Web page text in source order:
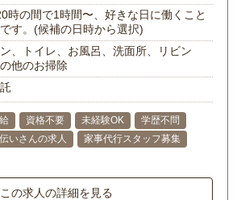
時の間で1時間〜、好きな日に働くこと
す。(候補の日時から選択)
、トイレ、お風呂、洗面所、リビン
他のお掃除
資格不要 未経験OK
学歴不問
いさんの求人
家事代行スタッフ募集
この求人の詳細を見る